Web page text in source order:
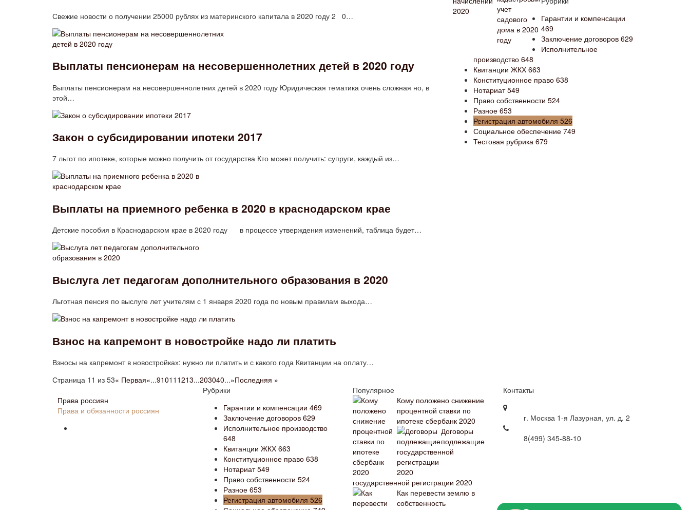
Свежие новости о получении 25000 рублях из материнского капитала в 2020 году 2 0…
Выплаты пенсионерам на несовершеннолетних детей в 2020 году
Выплаты пенсионерам на несовершеннолетних детей в 2020 году Юридическая тематика очень сложная но, в
этой…
Закон о субсидировании ипотеки 2017
7 льгот по ипотеке, которые можно получить от государства Кто может получить: супруги, каждый из…
Выплаты на приемного ребенка в 2020 в краснодарском крае
Детские пособия в Краснодарском крае в 2020 году в процессе утверждения изменений, таблица будет…
Выслуга лет педагогам дополнительного образования в 2020
Льготная пенсия по выслуге лет учителям с 1 января 2020 года по новым правилам выхода…
Взнос на капремонт в новостройке надо ли платить
Взносы на капремонт в новостройках: нужно ли платить и с какого года Квитанции на оплату…
Страница 11 из 53« Первая«...91011 1213...203040...»Последняя »
Гарантии и компенсации
469
Заключение договоров 629
Исполнительное
производство 648
Квитанции ЖКХ 663
Конституционное право 638
Нотариат549
Право собственности 524
Разное 653
Регистрация автомобиля 526
Социальное обеспечение 749
Тестовая рубрика 679
Права россиян
Права и обязанности россиян
Рубрики
Гарантии и компенсации 469
Заключение договоров 629
Исполнительное производство
648
Квитанции ЖКХ 663
Конституционное право 638
Нотариат549
Право собственности 524
Разное 653
Регистрация автомобиля 526
Популярное
Кому положено снижение
процентной ставки по
ипотеке сбербанк 2020
Договоры
подлежащие
государственной регистрации 2020
Как перевести землю в
собственность
Контакты
г. Москва 1-я Лазурная, ул. д. 2
8(499) 345-88-10